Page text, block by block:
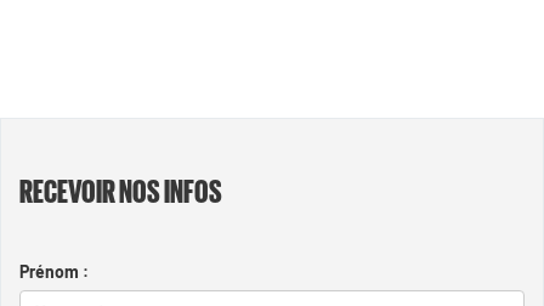
RECEVOIR NOS INFOS
Prénom :